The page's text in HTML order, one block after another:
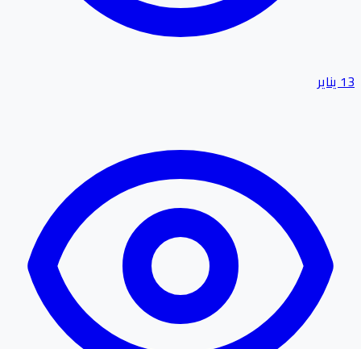
13 يناير